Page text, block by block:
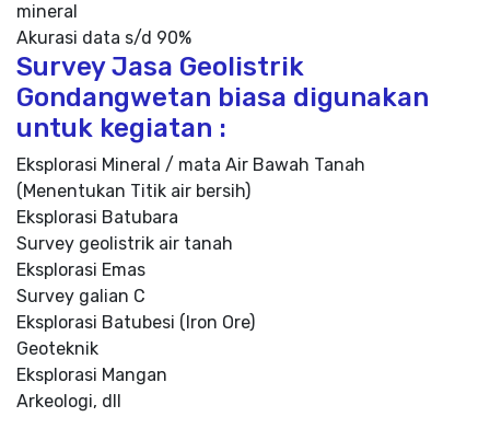
mineral
Akurasi data s/d 90%
Survey Jasa Geolistrik
Gondangwetan biasa digunakan
untuk kegiatan :
Eksplorasi Mineral / mata Air Bawah Tanah
(Menentukan Titik air bersih)
Eksplorasi Batubara
Survey geolistrik air tanah
Eksplorasi Emas
Survey galian C
Eksplorasi Batubesi (Iron Ore)
Geoteknik
Eksplorasi Mangan
Arkeologi, dll